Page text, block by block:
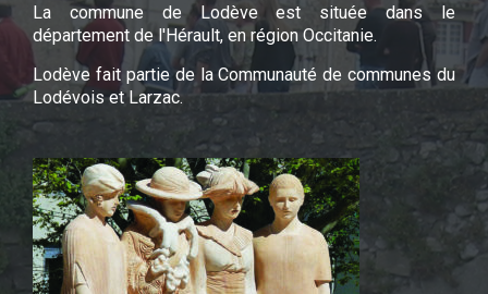
La commune de Lodève est située dans le
département de l'Hérault, en région Occitanie.
Lodève fait partie de la Communauté de communes du
Lodévois et Larzac.